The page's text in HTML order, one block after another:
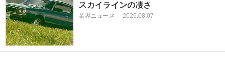
スカイラインの凄さ
業界ニュース 2026.08.07